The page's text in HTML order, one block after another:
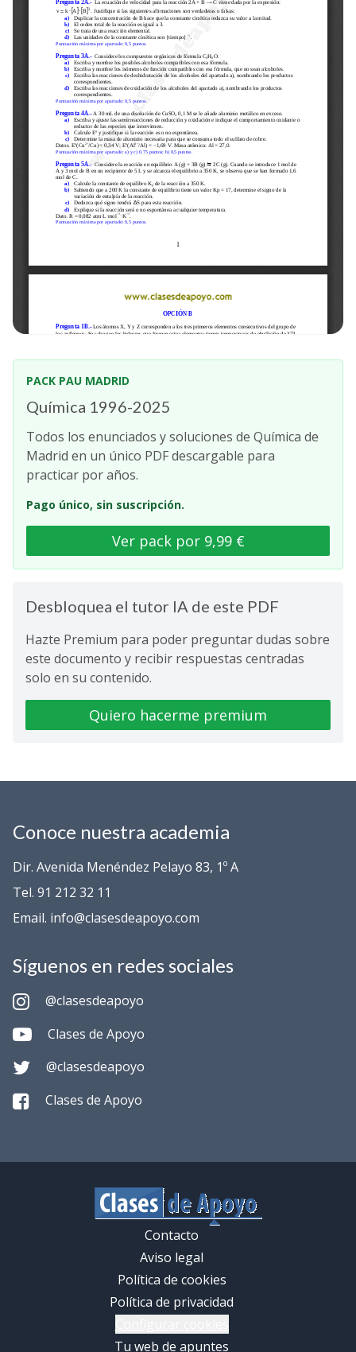
PACK PAU MADRID
Química 1996-2025
Todos los enunciados y soluciones de Química de
Madrid en un único PDF descargable para
practicar por años.
Pago único, sin suscripción.
Ver pack por 9,99 €
Desbloquea el tutor IA de este PDF
Hazte Premium para poder preguntar dudas sobre
este documento y recibir respuestas centradas
solo en su contenido.
Quiero hacerme premium
Conoce nuestra academia
Dir. Avenida Menéndez Pelayo 83, 1º A
Tel. 91 212 32 11
Email. info@clasesdeapoyo.com
Síguenos en redes sociales
@clasesdeapoyo
Clases de Apoyo
@clasesdeapoyo
Clases de Apoyo
Contacto
Aviso legal
Política de cookies
Política de privacidad
Tu web de apuntes